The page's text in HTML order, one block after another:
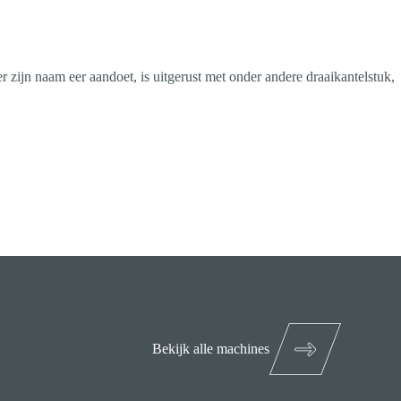
naam eer aandoet, is uitgerust met onder andere draaikantelstuk,
Bekijk alle machines